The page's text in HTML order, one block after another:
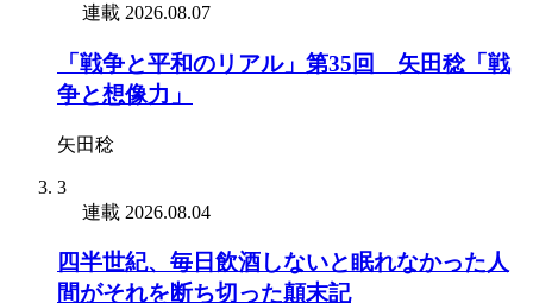
連載 2026.08.07
「戦争と平和のリアル」第35回 矢田稔「戦
争と想像力」
矢田稔
3
連載 2026.08.04
四半世紀、毎日飲酒しないと眠れなかった人
間がそれを断ち切った顛末記